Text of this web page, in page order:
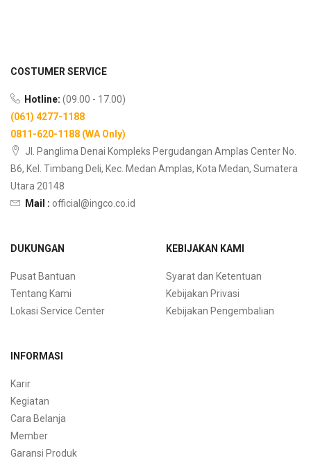
COSTUMER SERVICE
Hotline: (09.00 - 17.00)
(061) 4277-1188
0811-620-1188 (WA Only)
Jl. Panglima Denai Kompleks Pergudangan Amplas Center No.
B6, Kel. Timbang Deli, Kec. Medan Amplas, Kota Medan, Sumatera
Utara 20148
Mail : official@ingco.co.id
DUKUNGAN
Pusat Bantuan
Tentang Kami
Lokasi Service Center
KEBIJAKAN KAMI
Syarat dan Ketentuan
Kebijakan Privasi
Kebijakan Pengembalian
INFORMASI
Karir
Kegiatan
Cara Belanja
Member
Garansi Produk